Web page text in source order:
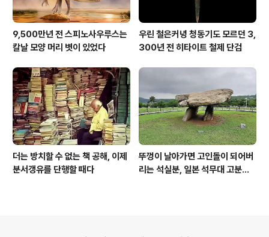
9,500만년 전 스피노사우루스는
칼날 모양 머리 볏이 있었다
우린 철은커녕 청동기도 모르던 3,
300년 전 히타이트 철제 단검
더는 방치할 수 없는 책 공해, 이제
분서갱유를 단행할 때다
뚜껑이 날아가면 고인돌이 되어버
리는 석실분, 일본 석무대 고분의